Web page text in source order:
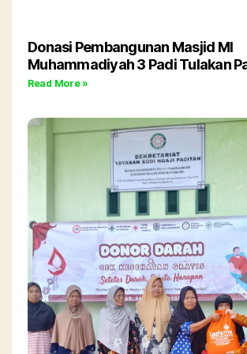
Donasi Pembangunan Masjid MI
Muhammadiyah 3 Padi Tulakan
Read More »